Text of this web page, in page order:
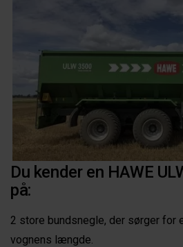
Du kender en HAWE
på:
2 store bundsnegle, der sørger for
vognens længde.